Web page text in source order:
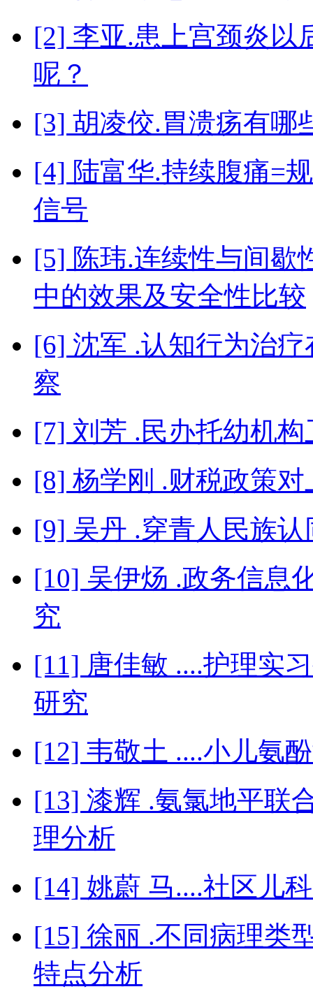
[2] 李亚.患上宫颈炎以
呢？
[3] 胡凌佼.胃溃疡有哪
[4] 陆富华.持续腹痛=
信号
[5] 陈玮.连续性与间歇
中的效果及安全性比较
[6] 沈军 .认知行为治
察
[7] 刘芳 .民办托幼机
[8] 杨学刚 .财税政策
[9] 吴丹 .穿青人民族
[10] 吴伊炀 .政务信息
究
[11] 唐佳敏 ....护理实
研究
[12] 韦敬土 ....小儿氨
[13] 漆辉 .氨氯地平联
理分析
[14] 姚蔚 马....社区儿
[15] 徐丽 .不同病理类
特点分析